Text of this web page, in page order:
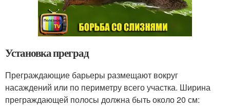
Установка преград
Преграждающие барьеры размещают вокруг
насаждений или по периметру всего участка. Ширина
преграждающей полосы должна быть около 20 см: